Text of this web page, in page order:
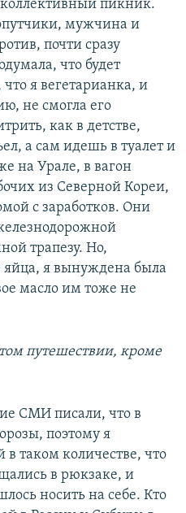
пикник.
мужчина и
почти сразу
что будет
я вегетарианка, и
не смогла его
как в детстве,
а сам идешь в туалет и
на Урале, в вагон
из Северной Кореи,
с заработков. Они
трапезу. Но,
яйца, я вынуждена была
масло им тоже не
путешествии, кроме
СМИ писали, что в
поэтому я
в таком количестве, что
в рюкзаке, и
носить на себе. Кто